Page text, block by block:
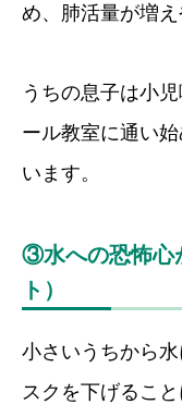
め、肺活量が増え
うちの息子は小
ール教室に通い
います。
③水への恐怖心
ト）
小さいうちから
スクを下げること